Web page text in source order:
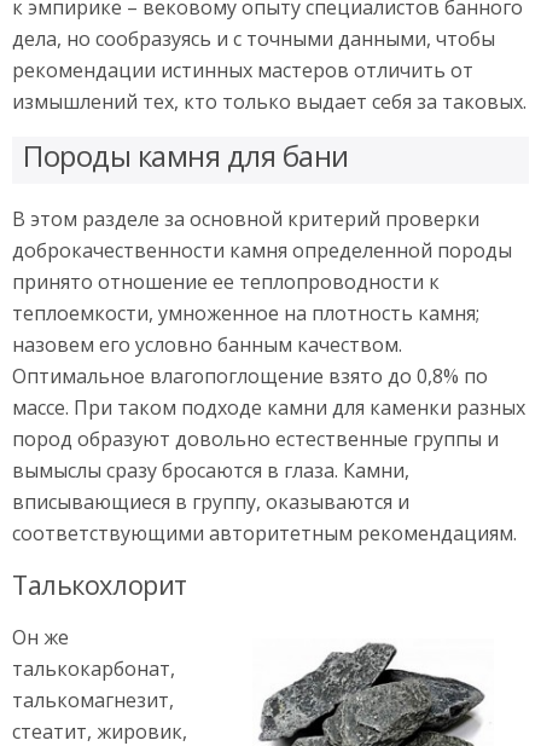
к эмпирике – вековому опыту специалистов банного
дела, но сообразуясь и с точными данными, чтобы
рекомендации истинных мастеров отличить от
измышлений тех, кто только выдает себя за таковых.
Породы камня для бани
В этом разделе за основной критерий проверки
доброкачественности камня определенной породы
принято отношение ее теплопроводности к
теплоемкости, умноженное на плотность камня;
назовем его условно банным качеством.
Оптимальное влагопоглощение взято до 0,8% по
массе. При таком подходе камни для каменки разных
пород образуют довольно естественные группы и
вымыслы сразу бросаются в глаза. Камни,
вписывающиеся в группу, оказываются и
соответствующими авторитетным рекомендациям.
Талькохлорит
Он же
талькокарбонат,
талькомагнезит,
стеатит, жировик,